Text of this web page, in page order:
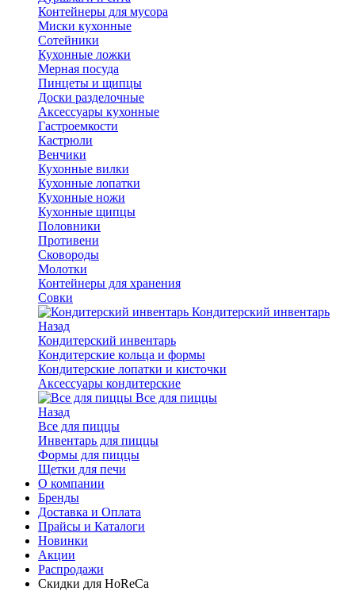
Контейнеры для мусора
Миски кухонные
Сотейники
Кухонные ложки
Мерная посуда
Пинцеты и щипцы
Доски разделочные
Аксессуары кухонные
Гастроемкости
Кастрюли
Венчики
Кухонные вилки
Кухонные лопатки
Кухонные ножи
Кухонные щипцы
Половники
Противени
Сковороды
Молотки
Контейнеры для хранения
Совки
Кондитерский инвентарь
Назад
Кондитерский инвентарь
Кондитерские кольца и формы
Кондитерские лопатки и кисточки
Аксессуары кондитерские
Все для пиццы
Назад
Все для пиццы
Инвентарь для пиццы
Формы для пиццы
Щетки для печи
О компании
Бренды
Доставка и Оплата
Прайсы и Каталоги
Новинки
Акции
Распродажи
Скидки для HoReCa